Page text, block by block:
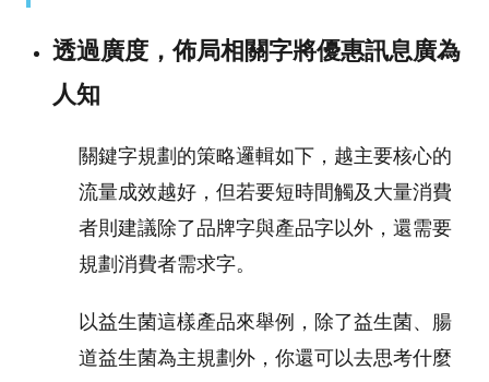
透過廣度，佈局相關字將優惠訊息廣為
人知
關鍵字規劃的策略邏輯如下，越主要核心的
流量成效越好，但若要短時間觸及大量消費
者則建議除了品牌字與產品字以外，還需要
規劃消費者需求字。
以益生菌這樣產品來舉例，除了益生菌、腸
道益生菌為主規劃外，你還可以去思考什麼